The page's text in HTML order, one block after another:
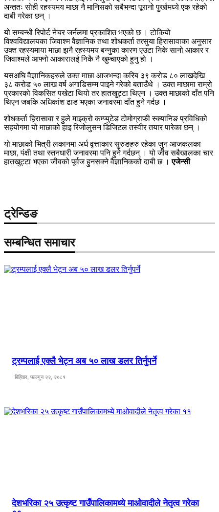
अन्ततः सोही रहस्यमय माछा नै मानिसको सबैभन्दा पूरानो पुर्खामध्ये एक रहेको
दाबी गरेका छन् ।
यो सम्बन्धी रिपोर्ट नेचर जर्नलमा प्रकाशित भएको छ । टोकियो
विश्वविद्यालयका जिवाश्म वैज्ञानिक तथा शोधकर्ता तत्सुया हिरासावाका अनुसार
उक्त रहस्यमाया माछा झनै रहस्यमय बन्नुका कारण एउटा निके सानो आकार र
जिवाश्मले आफ्नो आकारालई निकै नै खुम्चाएको हुनु हो ।
यसअघि वैज्ञानिकहरुले उक्त माछा आजभन्दा करिब ३९ करोड ८० लाखदेखि
३८ करोड ५० लाख वर्ष अगाडिसम्म पाइने गरेको बताउँथे । उक्त माछामा राम्रो
प्रकारको विकसित पखेटा थियो तर हातखुट्टा थिएन । उक्त माछाको दाँत पनि
थिएन जबकि अधिकांश ढाड भएका जनावरमा दाँत हुने गर्दछ ।
शोधकर्ता हिरासावा र हुले माइक्रो कम्प्युटेड टोमोग्राफी स्क्यानिङ प्रविधिको
सहयोगमा यो माछाको हाइ रिजोलुसन डिजिटल तस्वीर तयार पारेका छन् ।
यो माछाको भित्री लकानमा अर्ध वृत्ताकार सुरुङहरु रहेका जुन आजकलका
माछा, पंक्षी तथा स्तनधारी जनावरमा पनि हुने गर्दछन् । यो जीव सबैखालका चार
हातखुट्टा भएका जीवको पूर्वज हुनसक्ने वैज्ञानिकको दाबी छ ।एजेन्सी
ट्रेन्डिङ
सम्बन्धित समाचार
ट्रम्पलाई एक्लै भेट्न अब ५० लाख डलर तिर्नुपर्ने
बिहिवार, फाल्गुन २२, २०८१
देशभरिका २५ उत्कृष्ट गाउँपालिकामध्ये माओवादीले नेतृत्व गरेका